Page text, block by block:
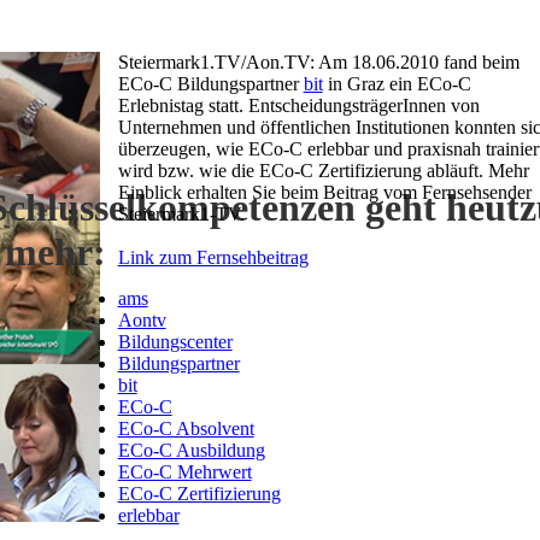
geht
Steiermark1.TV/Aon.TV: Am 18.06.2010 fand beim
ECo-C Bildungspartnerbitin Graz ein ECo-C
Erlebnistag statt. EntscheidungsträgerInnen von
Unternehmen und öffentlichen Institutionen konnten
überzeugen, wie ECo-C erlebbar und praxisnah
wird bzw. wie die ECo-C Zertifizierung abläuft. Mehr
Einblick erhalten Sie beim Beitrag vom Fernsehsender
Steiermark1-TV.
Link zum Fernsehbeitrag
ams
Aontv
Bildungscenter
Bildungspartner
bit
ECo-C
ECo-C Absolvent
ECo-C Ausbildung
ECo-C Mehrwert
ECo-C Zertifizierung
erlebbar